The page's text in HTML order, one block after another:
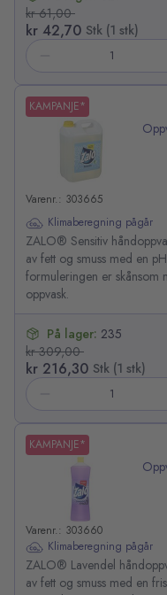
kr 61,00
kr 42,70 Stk (1 stk)
KAMPANJE*
Varenr.: 303665
Klimaberegning pågår
ZALO® Sensitiv
av fett og smuss med en
formuleringen er skånsom
oppvask.
kr 309,00
kr 216,30 Stk (1 stk)
På lager: 235
KAMPANJE*
Varenr.: 303660
Klimaberegning pågår
ZALO® Lavendel
av fett og smuss med en